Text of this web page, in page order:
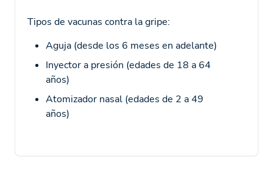
Tipos de vacunas contra la gripe:
Aguja (desde los 6 meses en adelante)
Inyector a presión (edades de 18 a 64
años)
Atomizador nasal (edades de 2 a 49
años)